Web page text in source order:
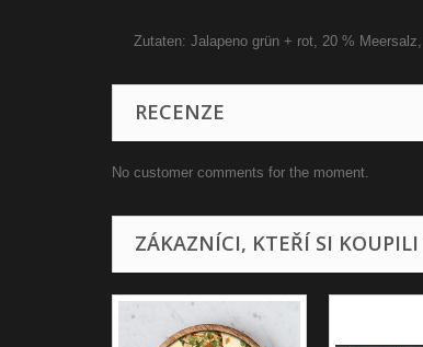
Zutaten: Jalapeno grün + rot, 20 %
RECENZE
No customer comments for the moment.
ZÁKAZNÍCI, KTEŘÍ SI